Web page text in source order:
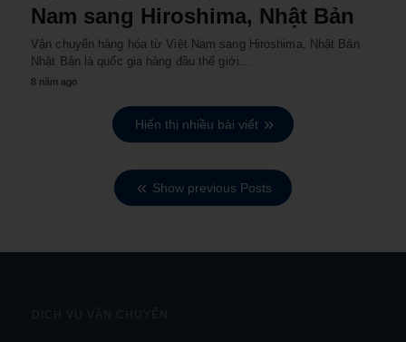
Nam sang Hiroshima, Nhật Bản
Vận chuyển hàng hóa từ Việt Nam sang Hiroshima, Nhật Bản
Nhật Bản là quốc gia hàng đầu thế giới…
8 năm ago
Hiển thị nhiều bài viết
Show previous Posts
DỊCH VỤ VẬN CHUYỂN